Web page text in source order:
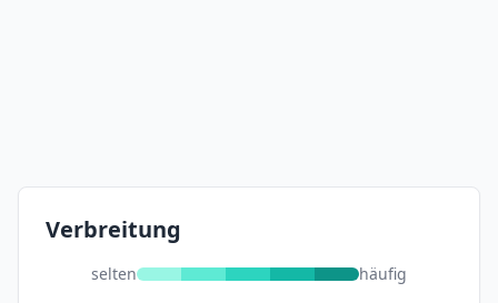
Verbreitung
selten häufig